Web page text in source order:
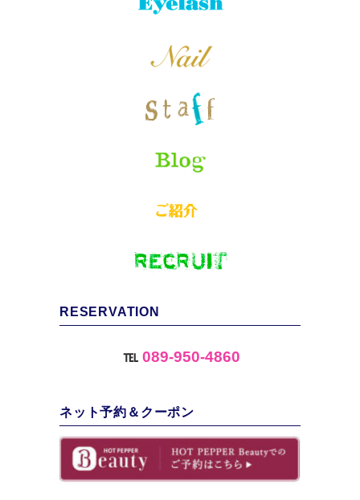
RESERVATION
℡ 089-950-4860
ネット予約＆クーポン